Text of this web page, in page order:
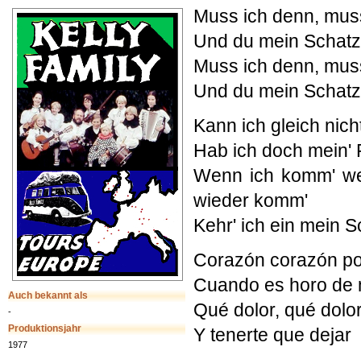
Auch bekannt als
-
Produktionsjahr
1977
Muss ich denn,
Und du mein
Muss ich denn,
Und du mein
Kann ich gleich
Hab ich doch mein'
Wenn ich komm'
wieder komm'
Kehr' ich ein mein
Corazón corazón
Cuando es horo de
Qué dolor, qué
Y tenerte que dejar